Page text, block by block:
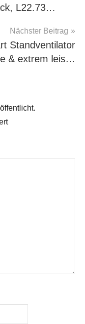
L22.73…
Nächster Beitrag
Standventilator
& extrem leis…